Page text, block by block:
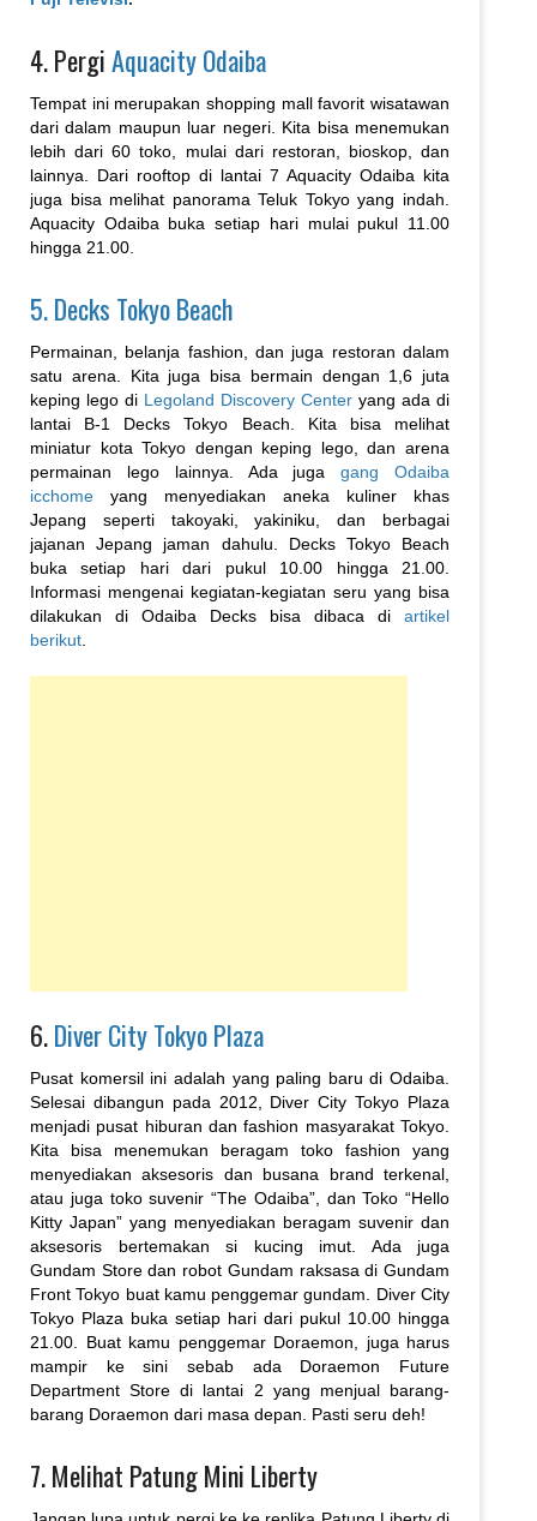
4. PergiAquacity Odaiba
Tempat ini merupakan shopping mall favorit wisatawan
dari dalam maupun luar negeri. Kita bisa menemukan
lebih dari 60 toko, mulai dari restoran, bioskop, dan
lainnya. Dari rooftop di lantai 7 Aquacity Odaiba kita
juga bisa melihat panorama Teluk Tokyo yang indah.
Aquacity Odaiba buka setiap hari mulai pukul 11.00
hingga 21.00.
5. Decks Tokyo Beach
Permainan, belanja fashion, dan juga restoran dalam
satu arena. Kita juga bisa bermain dengan 1,6 juta
keping lego di Legoland Discovery Center yang ada di
lantai B-1 Decks Tokyo Beach. Kita bisa melihat
miniatur kota Tokyo dengan keping lego, dan arena
permainan lego lainnya. Ada jugagang Odaiba
icchome yang menyediakan aneka kuliner khas
Jepang seperti takoyaki, yakiniku, dan berbagai
jajanan Jepang jaman dahulu. Decks Tokyo Beach
buka setiap hari dari pukul 10.00 hingga 21.00.
Informasi mengenai kegiatan-kegiatan seru yang bisa
dilakukan di Odaiba Decks bisa dibaca di artikel
berikut.
6.Diver City Tokyo Plaza
Pusat komersil ini adalah yang paling baru di Odaiba.
Selesai dibangun pada 2012, Diver City Tokyo Plaza
menjadi pusat hiburan dan fashion masyarakat Tokyo.
Kita bisa menemukan beragam toko fashion yang
menyediakan aksesoris dan busana brand terkenal,
atau juga toko suvenir “The Odaiba”, dan Toko “Hello
Kitty Japan” yang menyediakan beragam suvenir dan
aksesoris bertemakan si kucing imut. Ada juga
Gundam Store dan robot Gundam raksasa di Gundam
Front Tokyo buat kamu penggemar gundam. Diver City
Tokyo Plaza buka setiap hari dari pukul 10.00 hingga
21.00. Buat kamu penggemar Doraemon, juga harus
mampir ke sini sebab ada Doraemon Future
Department Store di lantai 2 yang menjual barang-
barang Doraemon dari masa depan. Pasti seru deh!
7. Melihat Patung Mini Liberty